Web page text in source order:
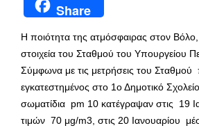
Share
Η ποιότητα της ατμόσφαιρας στον
στοιχεία του Σταθμού του Υπουργείου
Σύμφωνα με τις μετρήσεις του Σταθμού
εγκατεστημένος στο 1ο Δημοτικό
σωματίδια pm 10 κατέγραψαν στις 19
τιμών 70 μg/m3, στις 20 Ιανουαρίου